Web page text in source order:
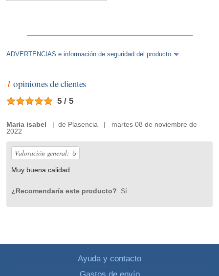
ADVERTENCIAS e información de seguridad del producto
1 opiniones de clientes
5 / 5
Maria isabel | de Plasencia | martes 08 de noviembre de
2022
Valoración general: 5
Muy buena calidad.
¿Recomendaría este producto? Sí
Ayuda y contacto